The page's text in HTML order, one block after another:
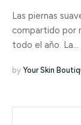
Las piernas
compartido por
todo el año. La...
by Your Skin